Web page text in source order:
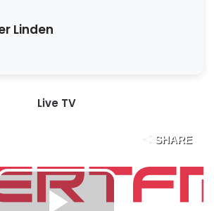
Linden
Live TV